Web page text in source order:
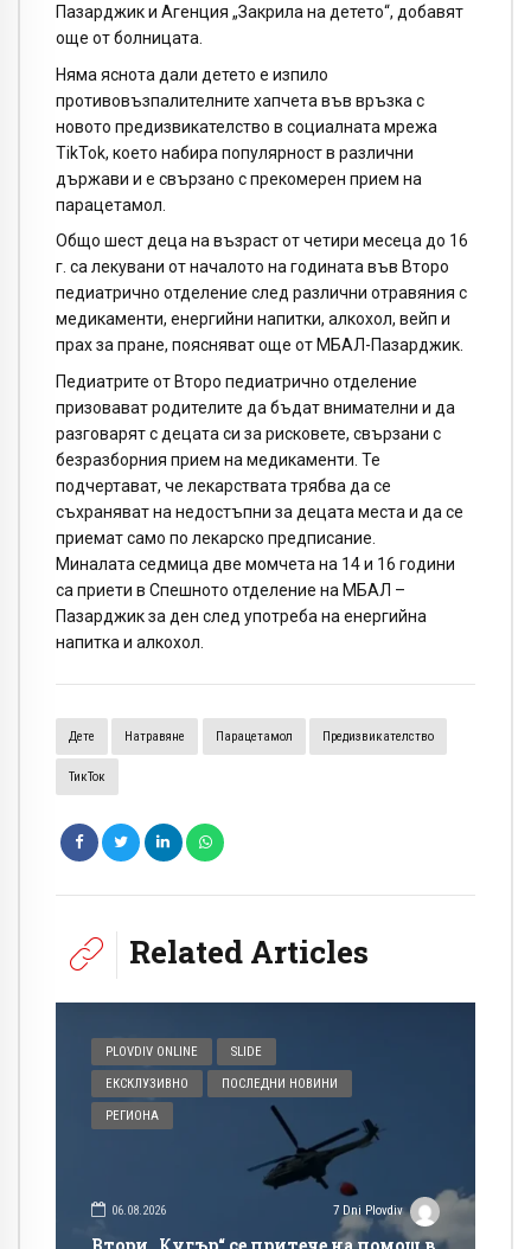
Пазарджик и Агенция „Закрила на детето“, добавят
още от болницата.
Няма яснота дали детето е изпило
противовъзпалителните хапчета във връзка с
новото предизвикателство в социалната мрежа
TikTok, което набира популярност в различни
държави и е свързано с прекомерен прием на
парацетамол.
Общо шест деца на възраст от четири месеца до 16
г. са лекувани от началото на годината във Второ
педиатрично отделение след различни отравяния с
медикаменти, енергийни напитки, алкохол, вейп и
прах за пране, поясняват още от МБАЛ-Пазарджик.
Педиатрите от Второ педиатрично отделение
призовават родителите да бъдат внимателни и да
разговарят с децата си за рисковете, свързани с
безразборния прием на медикаменти. Те
подчертават, че лекарствата трябва да се
съхраняват на недостъпни за децата места и да се
приемат само по лекарско предписание.
Миналата седмица две момчета на 14 и 16 години
са приети в Спешното отделение на МБАЛ –
Пазарджик за ден след употреба на енергийна
напитка и алкохол.
Дете Натравяне Парацетамол Предизвикателство
ТикТок
Related Articles
PLOVDIV ONLINE SLIDE
ЕКСКЛУЗИВНО ПОСЛЕДНИ НОВИНИ
РЕГИОНА
06.08.2026 7 Dni Plovdiv